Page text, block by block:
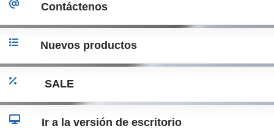
Contáctenos
Nuevos productos
SALE
Ir a la versión de escritorio